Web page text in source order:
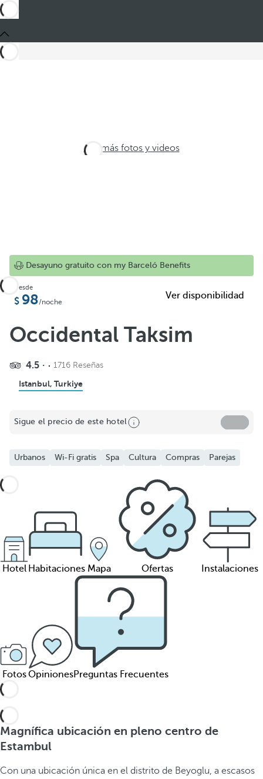
Ver más fotos y videos
Desayuno gratuito con my Barceló Benefits
Desde
98/noche
Ver disponibilidad
Occidental Taksim
4.5 1716 Reseñas
Istanbul, Turkiye
Sigue el precio de este hotel
Urbanos Wi-Fi gratis Spa Cultura Compras Parejas
Hotel Habitaciones Mapa Ofertas Instalaciones
FotosOpinionesPreguntas Frecuentes
Magnífica ubicación en pleno centro de
Estambul
Con una ubicación única en el distrito de Beyoglu, a escasos